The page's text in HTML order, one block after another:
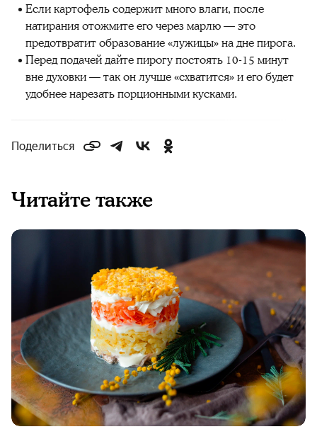
Если картофель содержит много влаги, после
натирания отожмите его через марлю — это
предотвратит образование «лужицы» на дне пирога.
Перед подачей дайте пирогу постоять 10-15 минут
вне духовки — так он лучше «схватится» и его будет
удобнее нарезать порционными кусками.
Поделиться
Читайте также